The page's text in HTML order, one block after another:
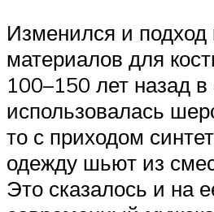
Изменился и подход
материалов для
100–150 лет назад
использовалась
то с приходом
одежду шьют из
Это сказалось и на